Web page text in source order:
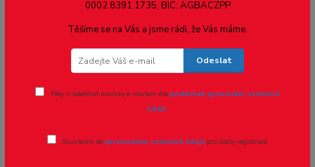
0002 8391 1735, BIC: AGBACZPP
Těšíme se na Vás a jsme rádi, že Vás máme.
Odeslat
Přeji si odebírat novinky e-mailem dlepodmínek zpracování osobních
údajů.
Souhlasím se zpracováním osobních údajů pro účely registrace.